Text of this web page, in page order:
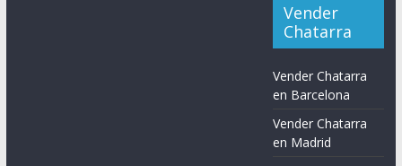
Vender
Chatarra
Vender Chatarra
en Barcelona
Vender Chatarra
en Madrid